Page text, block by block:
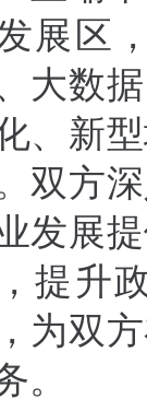
展区
大数
、新
双方
发展
提升
为双
。